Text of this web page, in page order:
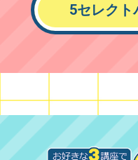
5セレクト